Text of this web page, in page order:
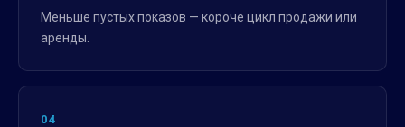
Меньше пустых показов — короче цикл продажи или
аренды.
04